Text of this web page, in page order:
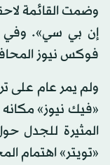
وضمت القائمة
إن بي سي». وفي
فوكس نيوز
ولم يمر عام على
«فيك نيوز»
المثيرة للجدل
«تويتر» اهتمام